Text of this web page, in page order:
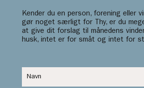
Kender du en person, forening eller
gør noget særligt for Thy, er du
at give dit forslag til månedens
husk, intet er for småt og intet for